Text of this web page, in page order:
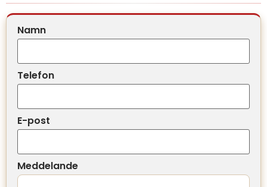
Namn
Telefon
E-post
Meddelande